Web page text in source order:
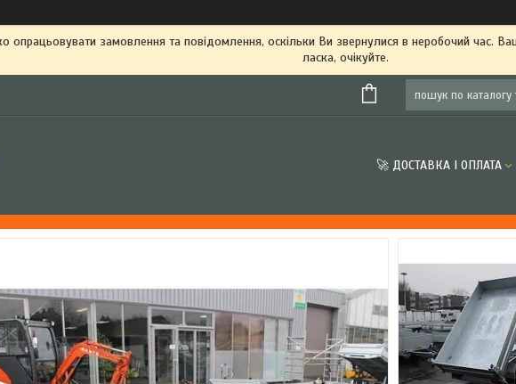
опрацьовувати замовлення та повідомлення, оскільки Ви звернулися в неробочий час.
ласка, очікуйте.
🚀 ДОСТАВКА І ОПЛАТА